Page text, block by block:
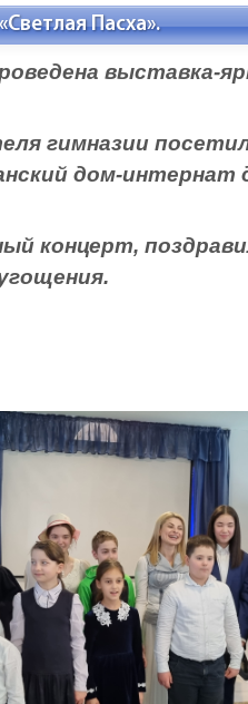
Пасха».
выставка-
гимназии
дом-интернат